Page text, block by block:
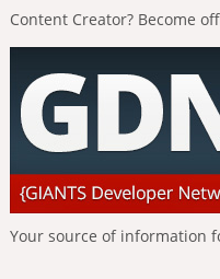
Content Creator? Become
Your source of information